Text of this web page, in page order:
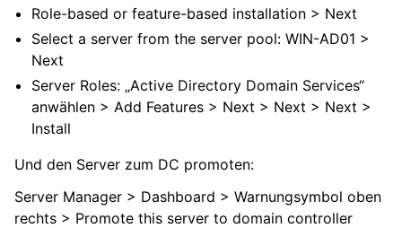
Role-based or feature-based installation > Next
Select a server from the server pool: WIN-AD01 >
Next
Server Roles: „Active Directory Domain Services“
anwählen > Add Features > Next > Next > Next >
Install
Und den Server zum DC promoten:
Server Manager > Dashboard > Warnungsymbol oben
rechts > Promote this server to domain controller